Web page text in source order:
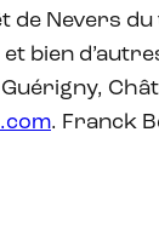
de Nevers
bien
. Franck